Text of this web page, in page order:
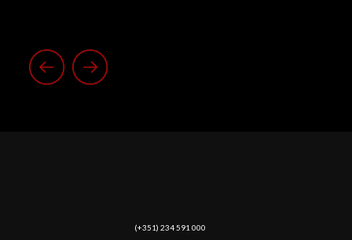
(​+351) 234 591 000